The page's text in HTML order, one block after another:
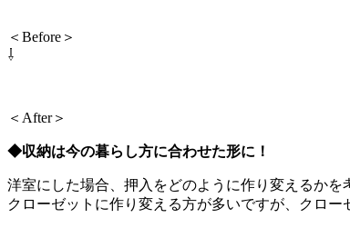
＜Before＞
⇩
＜After＞
◆収納は今の暮らし方に合わせた形に！
洋室にした場合、押入をどのように作り変えるかを
クローゼットに作り変える方が多いですが、クロ